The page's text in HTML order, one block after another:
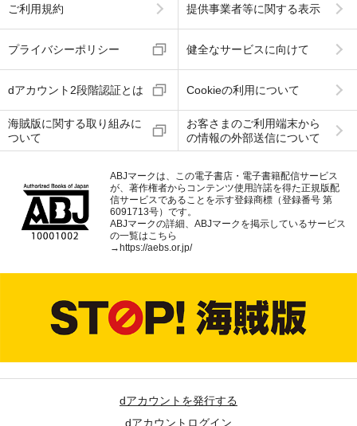
ご利用規約 提供事業者等に関する表示
プライバシーポリシー 健全なサービスに向けて
dアカウント2段階認証とは Cookieの利用について
海賊版に関する取り組みに
ついて
お客さまのご利用端末から
の情報の外部送信について
ABJマークは、この電子書店・電子書籍配信サービス
が、著作権者からコンテンツ使用許諾を得た正規版配
信サービスであることを示す登録商標（登録番号 第
6091713号）です。
ABJマークの詳細、ABJマークを掲示しているサービス
の一覧はこちら
→https://aebs.or.jp/
dアカウントを発行する
dアカウントログイン